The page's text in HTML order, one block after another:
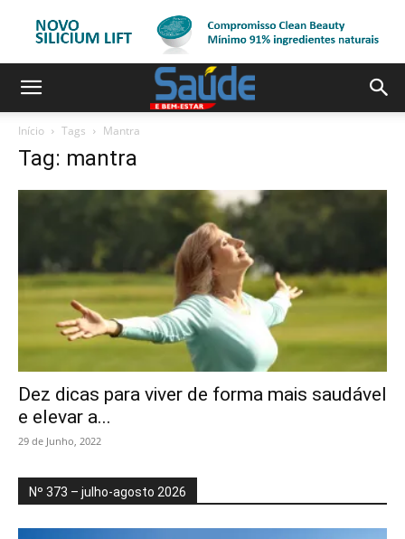
Início Tags Mantra
Tag: mantra
Dez dicas para viver de forma mais saudável
e elevar a...
29 de Junho, 2022
Nº 373 – julho-agosto 2026